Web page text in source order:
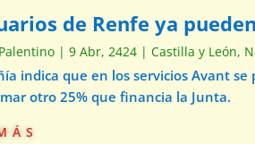
de Renfe ya
|9 Abr, 2424 |Castilla y León,
indica que en los servicios Avant
otro 25% que financia la Junta.